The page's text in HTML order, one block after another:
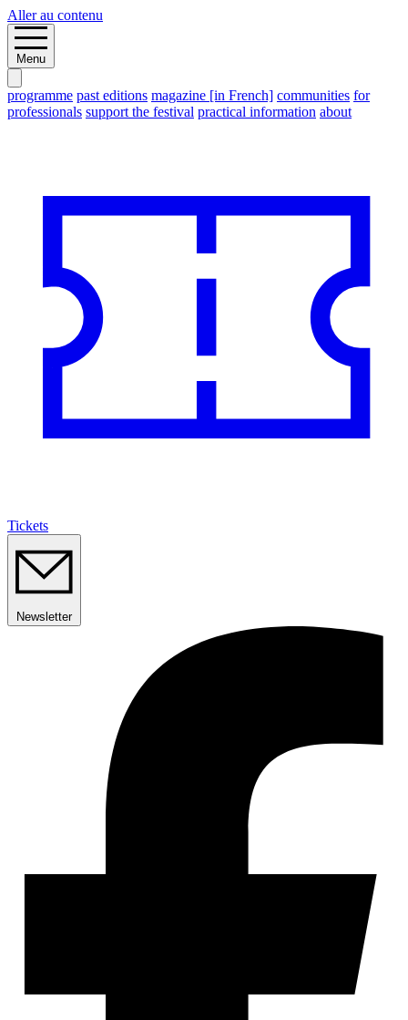
Aller au contenu
Menu
programme past editions magazine [in French] communities for
professionals support the festival practical information about
Tickets
Newsletter